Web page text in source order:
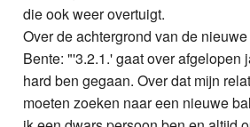
die ook weer overtuigt.
Over de achtergrond van de
Bente: "'3.2.1.' gaat over afgelopen
hard ben gegaan. Over dat mijn
moeten zoeken naar een nieuwe